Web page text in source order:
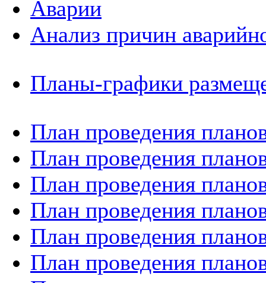
Аварии
Анализ причин
Планы-графики
План проведения
План проведения
План проведения
План проведения
План проведения
План проведения